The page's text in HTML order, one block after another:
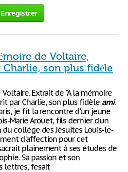
Enregistrer
de Voltaire,
Charlie, son plus fidèle
Extrait de "A la mémoire
par Charlie, son plus fidèle ami.
je fit la rencontre d'un jeune
Marie Arouet, fils dernier d'un
du collège des Jésuites Louis-le-
d'affection pour cet
plainement à ses études de
Sa passion et son
lettres, fesait